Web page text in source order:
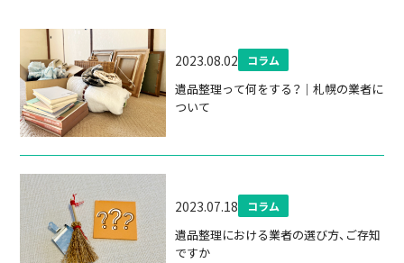
2023.08.02 コラム
遺品整理って何をする？｜札幌の業者に
ついて
2023.07.18 コラム
遺品整理における業者の選び方、ご存知
ですか